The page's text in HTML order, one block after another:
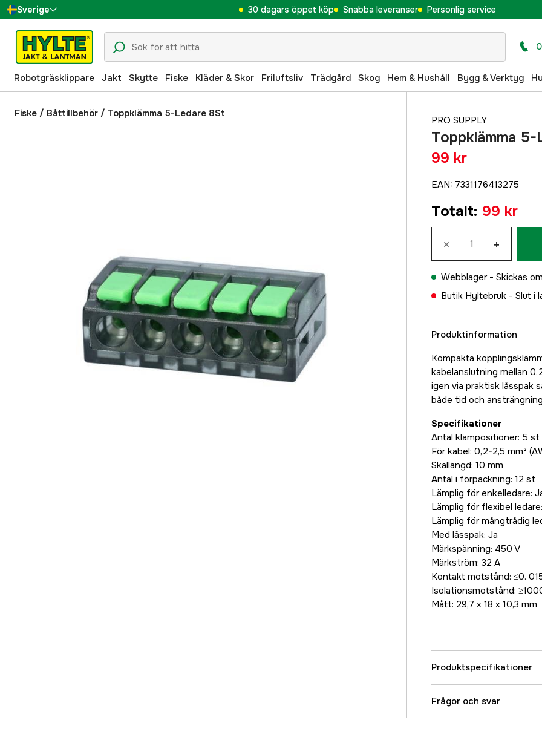
Sverige
Danmark
Suomi
Norge
Deutschland
30 dagars öppet köp Snabba leveranser Personlig service
Robotgräsklippare Jakt Skytte Fiske Kläder & Skor Friluftsliv Trädgård Skog Hem & Hushåll Bygg & Verktyg
Fiske / Båttillbehör / Toppklämma 5-Ledare 8St
PRO SUPPLY
Toppklämma
99 kr
EAN: 7331176413275
Totalt: 99 kr
× +
Webblager - Skickas
Butik Hyltebruk - Slut i
Produktinformation
Kompakta
kabelanslutning mellan
igen via praktisk låsspak
både tid och
Specifikationer
Antal klämpositioner: 5 st
För kabel: 0,2-2,5 mm²
Skallängd: 10 mm
Antal i förpackning: 12 st
Lämplig för enkelledare:
Lämplig för flexibel
Lämplig för mångtrådig
Med låsspak: Ja
Märkspänning: 450 V
Märkström: 32 A
Kontakt motstånd: ≤0.
Isolationsmotstånd:
Mått: 29,7 x 18 x 10,3 mm
Produktspecifikationer
Referensnummer
Frågor och svar